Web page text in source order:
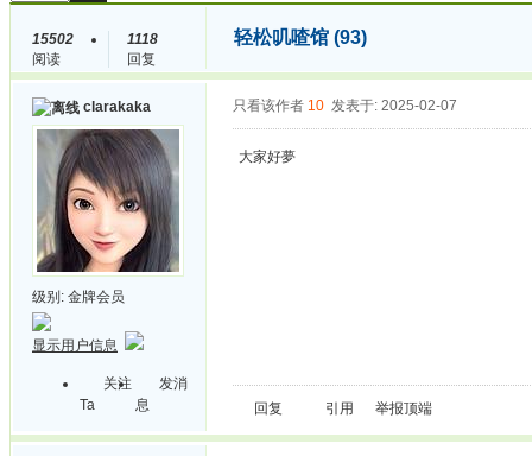
15502
阅读
1118
回复
轻松叽喳馆 (93)
clarakaka
级别: 金牌会员
显示用户信息
关注
Ta
发消
息
只看该作者 10 发表于: 2025-02-07
大家好夢
回复 引用 举报顶端